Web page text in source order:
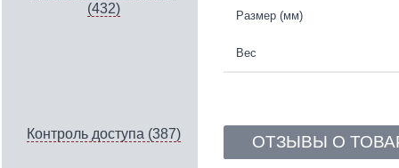
(432)
Контроль доступа (387)
Размер (мм)
Вес
ОТЗЫВЫ О